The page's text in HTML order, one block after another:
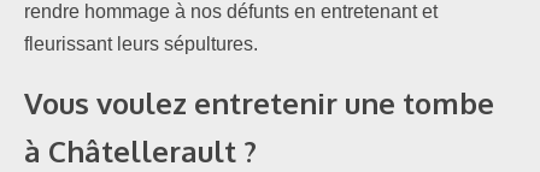
Boutique
rendre hommage à nos défunts en entretenant et
fleurissant leurs sépultures.
Vous voulez entretenir une tombe
à Châtellerault ?